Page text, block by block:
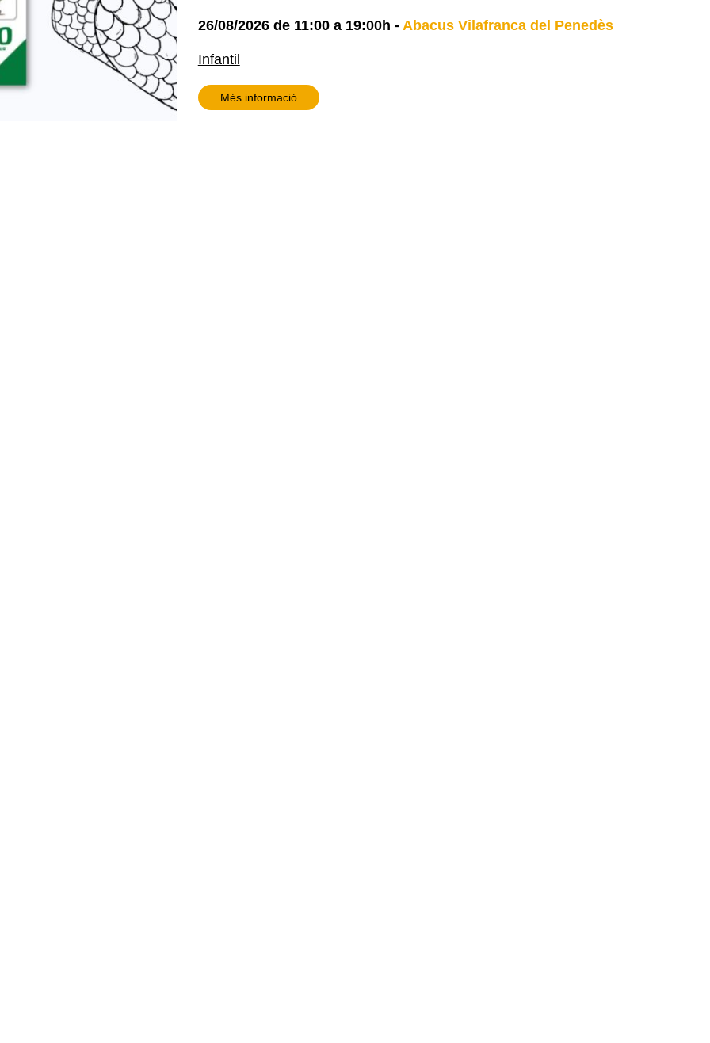
26/08/2026 de 11:00 a 19:00h - Abacus Vilafranca del Penedès
Infantil
Més informació